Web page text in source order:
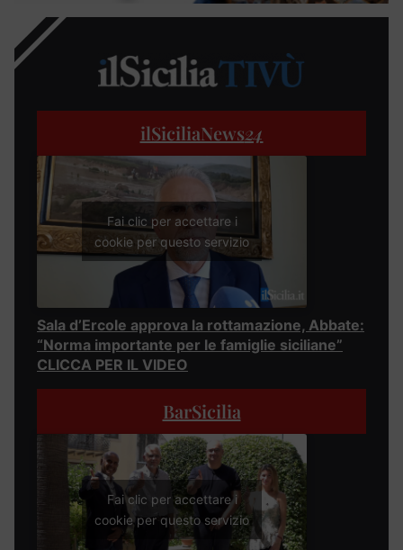
ilSiciliaNews24
Fai clic per accettare i
cookie per questo servizio
Sala d’Ercole approva la rottamazione, Abbate:
“Norma importante per le famiglie siciliane”
CLICCA PER IL VIDEO
BarSicilia
Fai clic per accettare i
cookie per questo servizio